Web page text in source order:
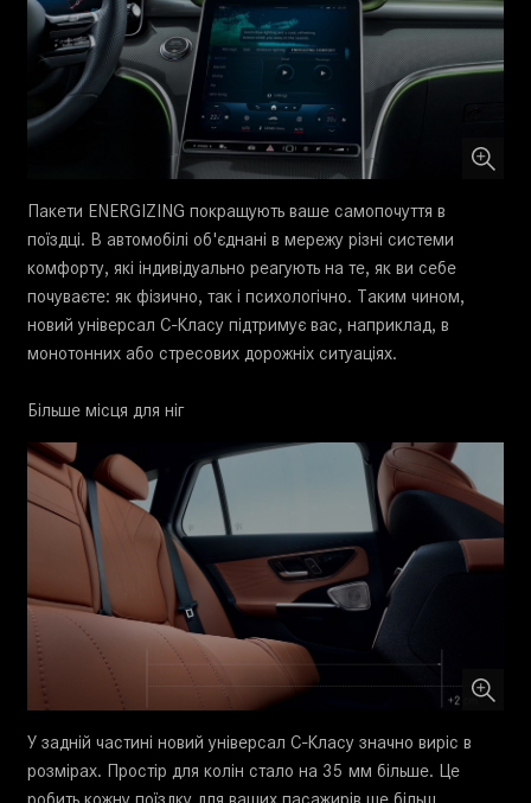
Пакети ENERGIZING покращують ваше самопочуття в
поїздці. В автомобілі об'єднані в мережу різні системи
комфорту, які індивідуально реагують на те, як ви себе
почуваєте: як фізично, так і психологічно. Таким чином,
новий універсал C-Класу підтримує вас, наприклад, в
монотонних або стресових дорожніх ситуаціях.
Більше місця для ніг
У задній частині новий універсал C-Класу значно виріс в
розмірах. Простір для колін стало на 35 мм більше. Це